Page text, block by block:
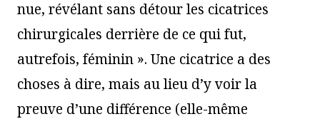
nue, révélant sans détour les cicatrices
chirurgicales derrière de ce qui fut,
autrefois, féminin ». Une cicatrice a des
choses à dire, mais au lieu d’y voir la
preuve d’une différence (elle-même